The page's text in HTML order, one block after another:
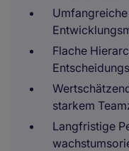
Flache
starkem
Langfristige